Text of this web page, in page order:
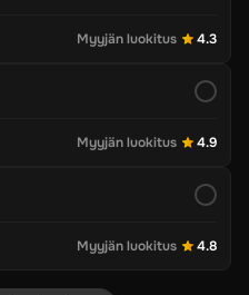
Myyjän luokitus 4.3
Myyjän luokitus 4.9
Myyjän luokitus 4.8